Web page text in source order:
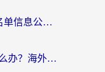
在瑞士用全国失信被执行人名单信息公布与查询地区限制怎么办？还能看欧洲杯直播和咪咕视频吗？
抖音商城app国外地区限制怎么办？海外党解锁国内内容的实用指南